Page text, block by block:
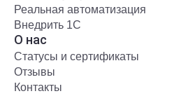
Реальная автоматизация
Внедрить 1С
О нас
Статусы и сертификаты
Отзывы
Контакты